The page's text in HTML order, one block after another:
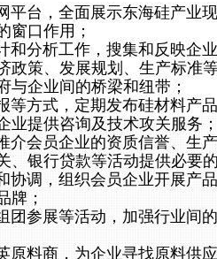
台，全面展示东海硅产业
窗口作用；
分析工作，搜集和反映企
政策、发展规划、生产标准
企业间的桥梁和纽带；
方式，定期发布硅材料产品
提供咨询及技术攻关服务；
会员企业的资质信誉、生产
银行贷款等活动提供必要
调，组织会员企业开展产
牌；
参展等活动，加强行业间
料商，为企业寻找原料供应